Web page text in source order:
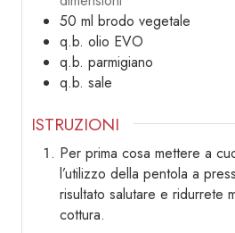
50 ml brodo vegetale
q.b. olio EVO
q.b. parmigiano
q.b. sale
ISTRUZIONI
Per prima cosa mettere a
l’utilizzo della pentola a
risultato salutare e ridurrete
cottura.